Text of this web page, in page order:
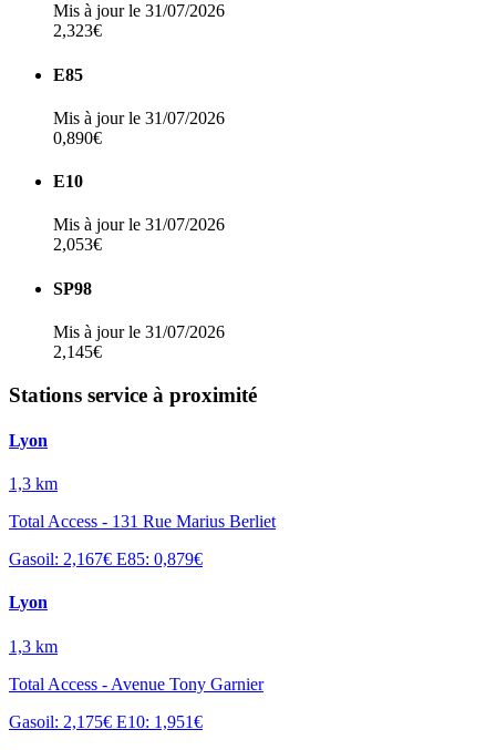
Mis à jour le 31/07/2026
2,323€
E85
Mis à jour le 31/07/2026
0,890€
E10
Mis à jour le 31/07/2026
2,053€
SP98
Mis à jour le 31/07/2026
2,145€
Stations service à proximité
Lyon
1,3 km
Total Access - 131 Rue Marius Berliet
Gasoil: 2,167€ E85: 0,879€
Lyon
1,3 km
Total Access - Avenue Tony Garnier
Gasoil: 2,175€ E10: 1,951€